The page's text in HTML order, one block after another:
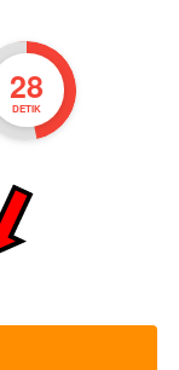
27
DETIK